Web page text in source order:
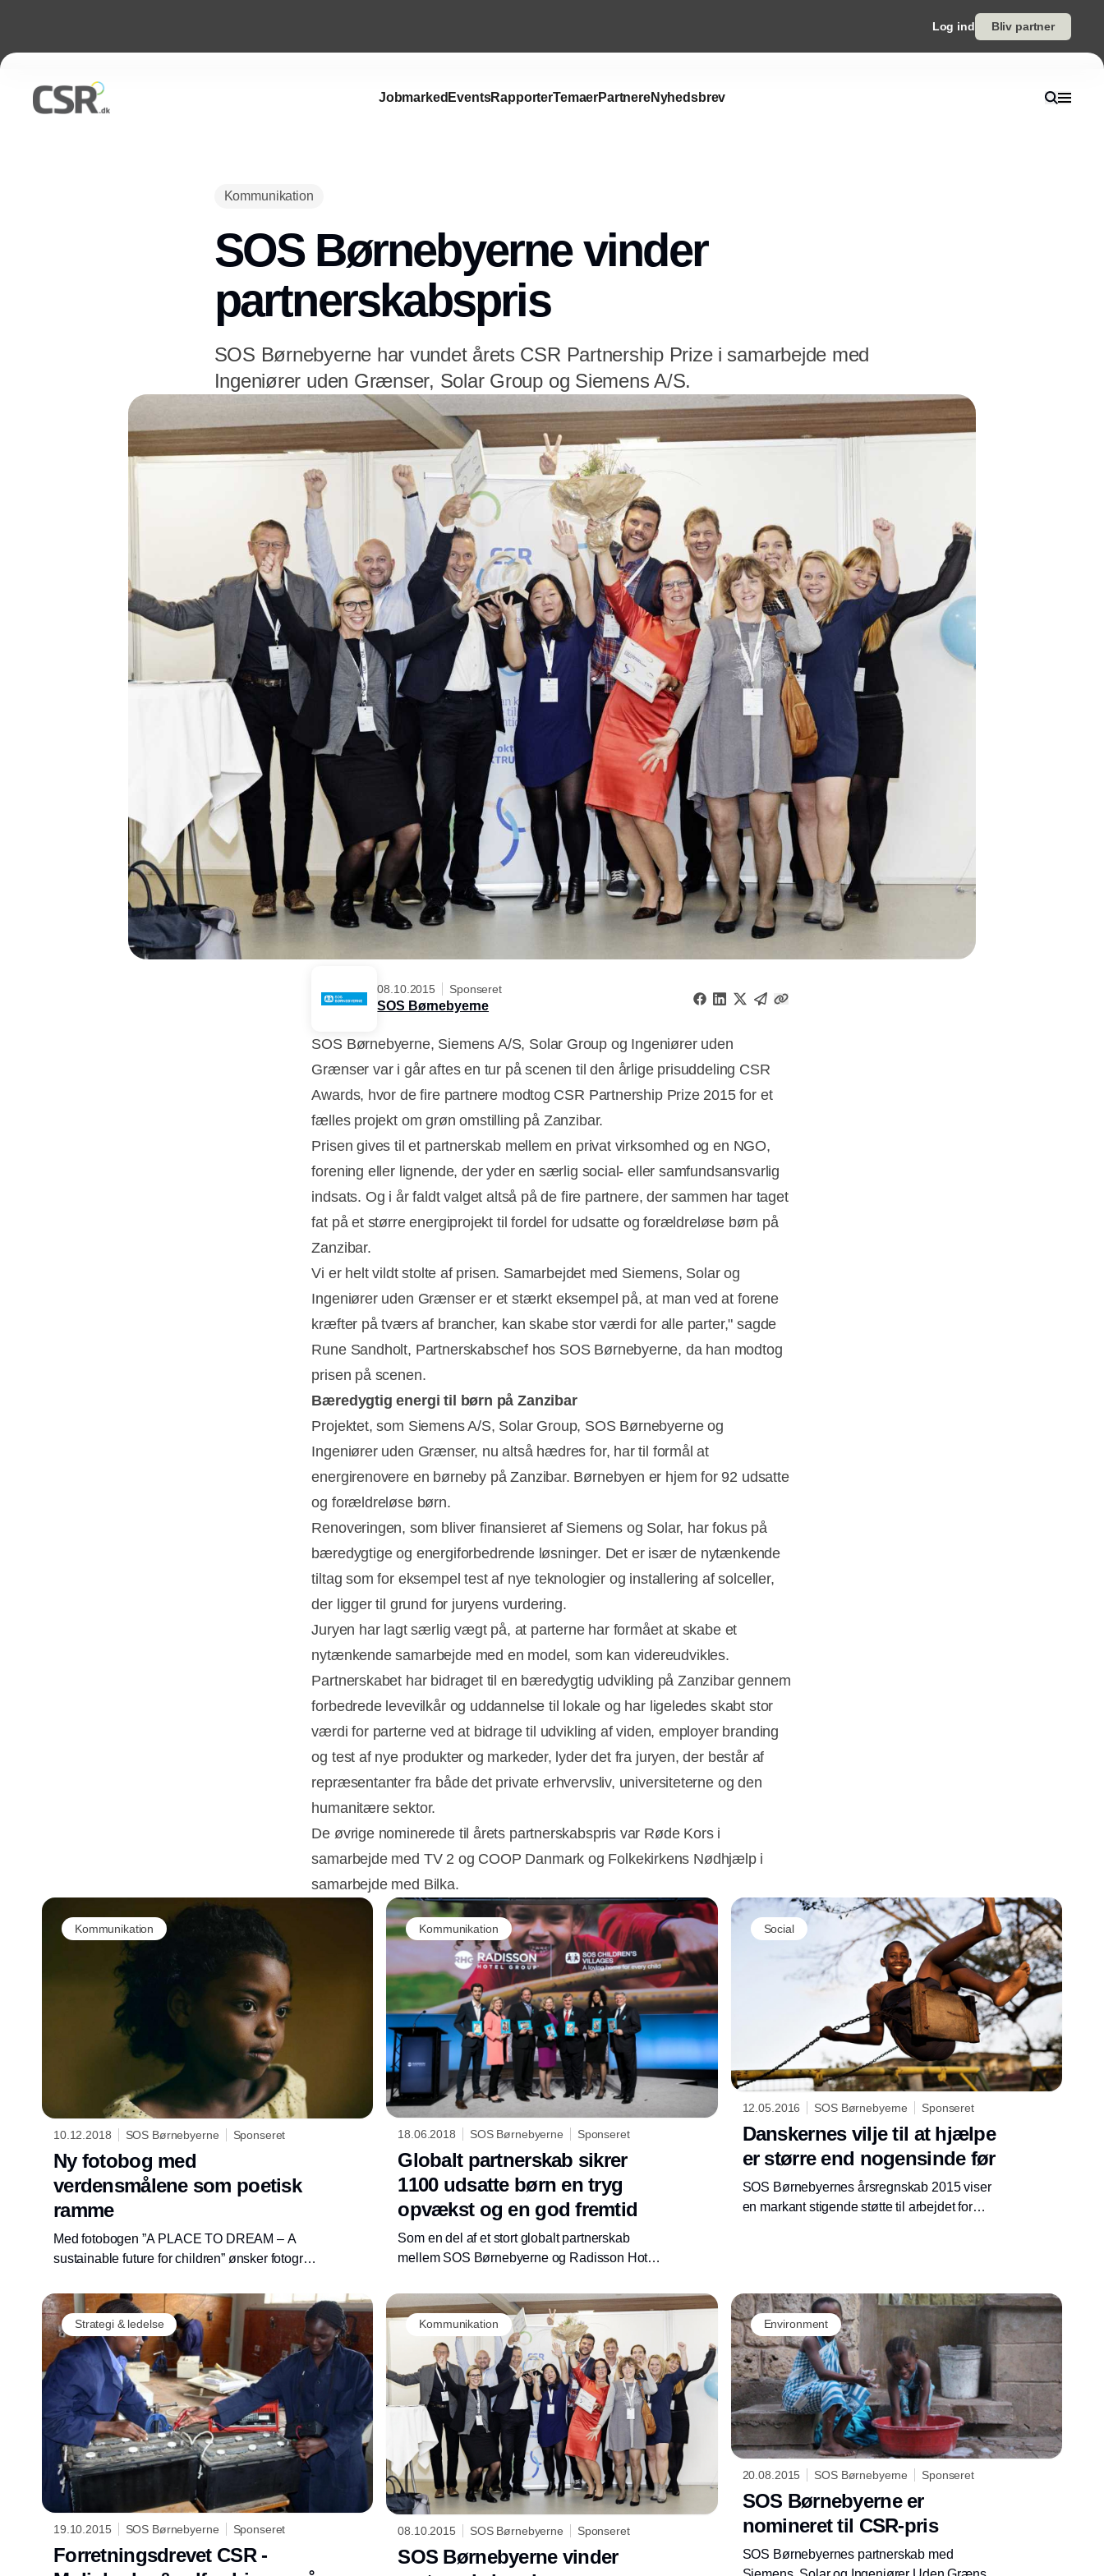
Log ind Bliv partner
Jobmarked EventsRapporterTemaerPartnereNyhedsbrev
Kommunikation
SOS Børnebyerne vinder
partnerskabspris
SOS Børnebyerne har vundet årets CSR Partnership Prize i samarbejde med
Ingeniører uden Grænser, Solar Group og Siemens A/S.
08.10.2015 Sponseret
SOS Børnebyerne
SOS Børnebyerne, Siemens A/S, Solar Group og Ingeniører uden
Grænser var i går aftes en tur på scenen til den årlige prisuddeling CSR
Awards, hvor de fire partnere modtog CSR Partnership Prize 2015 for et
fælles projekt om grøn omstilling på Zanzibar.
Prisen gives til et partnerskab mellem en privat virksomhed og en NGO,
forening eller lignende, der yder en særlig social- eller samfundsansvarlig
indsats. Og i år faldt valget altså på de fire partnere, der sammen har taget
fat på et større energiprojekt til fordel for udsatte og forældreløse børn på
Zanzibar.
Vi er helt vildt stolte af prisen. Samarbejdet med Siemens, Solar og
Ingeniører uden Grænser er et stærkt eksempel på, at man ved at forene
kræfter på tværs af brancher, kan skabe stor værdi for alle parter," sagde
Rune Sandholt, Partnerskabschef hos SOS Børnebyerne, da han modtog
prisen på scenen.
Bæredygtig energi til børn på Zanzibar
Projektet, som Siemens A/S, Solar Group, SOS Børnebyerne og
Ingeniører uden Grænser, nu altså hædres for, har til formål at
energirenovere en børneby på Zanzibar. Børnebyen er hjem for 92 udsatte
og forældreløse børn.
Renoveringen, som bliver finansieret af Siemens og Solar, har fokus på
bæredygtige og energiforbedrende løsninger. Det er især de nytænkende
tiltag som for eksempel test af nye teknologier og installering af solceller,
der ligger til grund for juryens vurdering.
Juryen har lagt særlig vægt på, at parterne har formået at skabe et
nytænkende samarbejde med en model, som kan videreudvikles.
Partnerskabet har bidraget til en bæredygtig udvikling på Zanzibar gennem
forbedrede levevilkår og uddannelse til lokale og har ligeledes skabt stor
værdi for parterne ved at bidrage til udvikling af viden, employer branding
og test af nye produkter og markeder, lyder det fra juryen, der består af
repræsentanter fra både det private erhvervsliv, universiteterne og den
humanitære sektor.
De øvrige nominerede til årets partnerskabspris var Røde Kors i
samarbejde med TV 2 og COOP Danmark og Folkekirkens Nødhjælp i
samarbejde med Bilka.
Kommunikation
10.12.2018 SOS Børnebyerne Sponseret
Ny fotobog med
verdensmålene som poetisk
ramme
Med fotobogen ”A PLACE TO DREAM – A
sustainable future for children” ønsker fotograf
børn og unge over hele kloden, som SOS
Børnebyerne tager vare på. Bogens 154
fotografier er poetisk arrangeret omkring de af
FN’s 17 verdensmål, der indkapsler den
måde, SOS Børnebyerne arbejder for at støtte
verdens mest udsatte børn og unge.
Tilsammen udgør de et vidnesbyrd om
omsorg, kærlighed og håb – og minder os om,
at positiv forandring er både nødvendig og
opnåelig.
Kommunikation
18.06.2018 SOS Børnebyerne Sponseret
Globalt partnerskab sikrer
1100 udsatte børn en tryg
opvækst og en god fremtid
Som en del af et stort globalt partnerskab
mellem SOS Børnebyerne og Radisson Hotel
hoteller verden over være fadder for et udsat
eller forældreløst barn.
Social
12.05.2016 SOS Børnebyerne Sponseret
Danskernes vilje til at hjælpe
er større end nogensinde før
SOS Børnebyernes årsregnskab 2015 viser
en markant stigende støtte til arbejdet for
Strategi & ledelse
19.10.2015 SOS Børnebyerne Sponseret
Forretningsdrevet CSR -
Kommunikation
08.10.2015 SOS Børnebyerne Sponseret
SOS Børnebyerne vinder
Environment
20.08.2015 SOS Børnebyerne Sponseret
SOS Børnebyerne er
nomineret til CSR-pris
SOS Børnebyernes partnerskab med